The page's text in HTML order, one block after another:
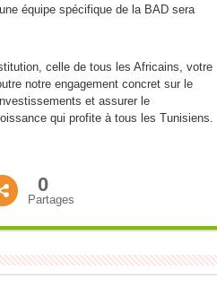
équipe spécifique de la BAD sera
celle de tous les Africains, votre
notre engagement concret sur le
et assurer le
qui profite à tous les Tunisiens.
0
Partages